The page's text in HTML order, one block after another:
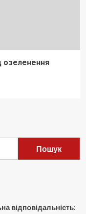
озеленення
Пошук
відповідальність: